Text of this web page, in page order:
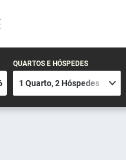
QUARTOS E HÓSPEDES